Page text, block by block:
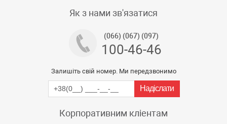
Як з нами зв'язатися
(066) (067) (097)
100-46-46
Залишіть свій номер. Ми передзвонимо
Корпоративним кліентам